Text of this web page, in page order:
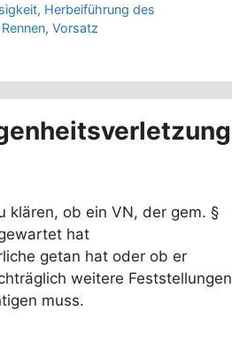
, Herbeiführung des
Rennen, Vorsatz
klären, ob ein VN, der gem. §
hat
getan hat oder ob er
weitere Feststellungen
muss.